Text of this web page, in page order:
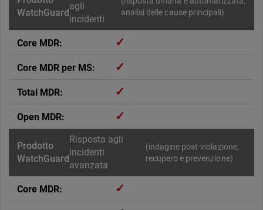
agli
incidenti
analisi delle cause principali)
✓
✓
✓
✓
Risposta agli
incidenti
avanzata
(indagine post-violazione,
recupero e prevenzione)
✓